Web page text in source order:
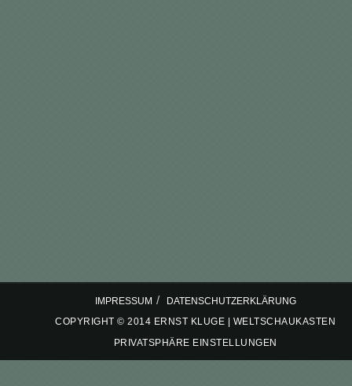
IMPRESSUM /
DATENSCHUTZERKLÄRUNG
COPYRIGHT © 2014 ERNST KLUGE | WELTSCHAUKASTEN
PRIVATSPHÄRE EINSTELLUNGEN